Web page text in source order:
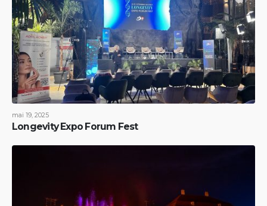
mai 19, 2025
Longevity Expo Forum Fest